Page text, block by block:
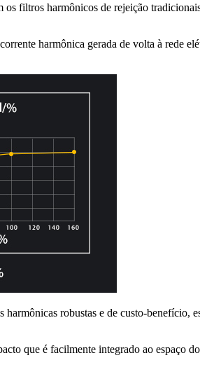
filtros harmônicos de rejeição
harmônica gerada de volta à rede
robustas e de custo-
que é facilmente integrado ao espaço